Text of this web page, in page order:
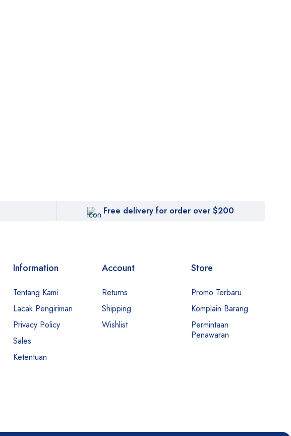
Free delivery for order over $200
Information
Tentang Kami
Lacak Pengiriman
Privacy Policy
Sales
Ketentuan
Account
Returns
Shipping
Wishlist
Store
Promo Terbaru
Komplain Barang
Permintaan
Penawaran